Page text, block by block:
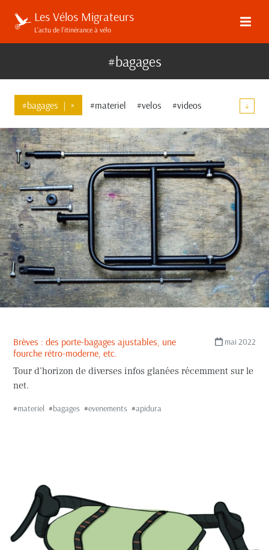
Les Vélos Migrateurs
L’actu de l’itinérance à vélo
#bagages
#bagages | × #materiel #velos #videos
#guidon #elucubrations #communaute
#evenements #restrap #transmission #top-tube
#velo-artisanal #high-tech #ortlieb #bombtrack
#tests #orientation #apidura #kona #decathlon
#tailfin #revelate-designs #shimano
#brother-cycles #garmin #pelago #bidouilles
#H2O #pneus #concours-de-machines
#carradice #soma #restrap-switch
#brooks
#cane-creek #agu #jack-wolfskin
↓
mai 2022
Brèves : des porte-bagages ajustables, une
fourche rétro-moderne, etc.
Tour d’horizon de diverses infos glanées récemment sur le
net.
#materiel #bagages #evenements #apidura